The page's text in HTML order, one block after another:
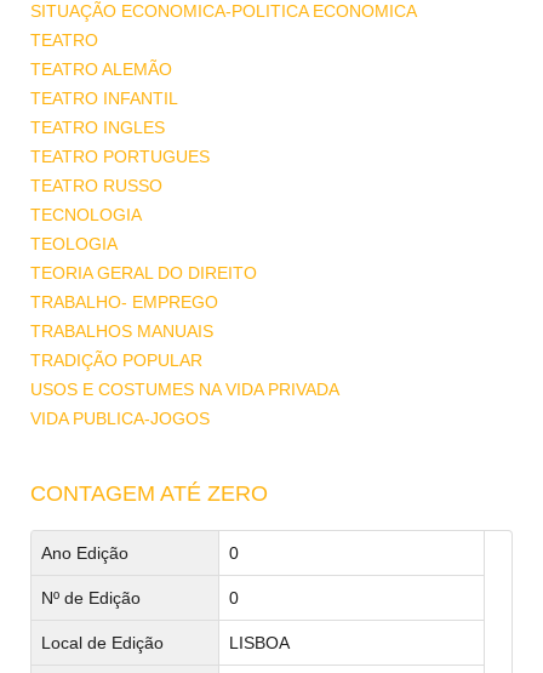
SITUAÇÃO ECONOMICA-POLITICA ECONOMICA
TEATRO
TEATRO ALEMÃO
TEATRO INFANTIL
TEATRO INGLES
TEATRO PORTUGUES
TEATRO RUSSO
TECNOLOGIA
TEOLOGIA
TEORIA GERAL DO DIREITO
TRABALHO- EMPREGO
TRABALHOS MANUAIS
TRADIÇÃO POPULAR
USOS E COSTUMES NA VIDA PRIVADA
VIDA PUBLICA-JOGOS
CONTAGEM ATÉ ZERO
Ano Edição 0
Nº de Edição 0
Local de Edição LISBOA